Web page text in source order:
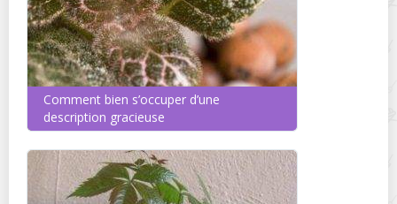
Comment bien s’occuper d’une
description gracieuse